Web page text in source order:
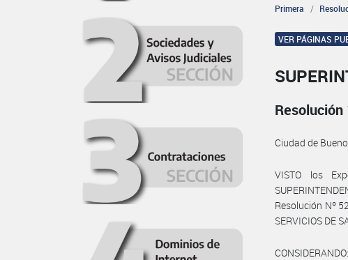
Primera
VER PÁGINAS
Ciudad de
VISTO los
Resolución Nº
SERVICIOS DE
CONSIDERANDO: